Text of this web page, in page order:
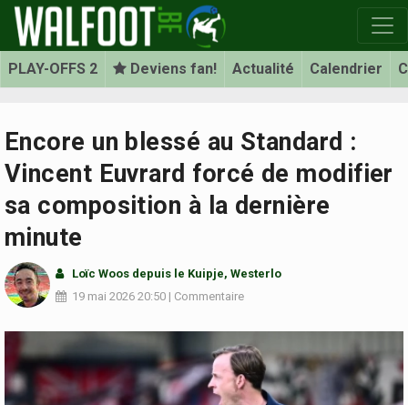
PLAY-OFFS 2 Deviens fan! Actualité Calendrier
Encore un blessé au Standard :
Vincent Euvrard forcé de modifier
sa composition à la dernière
minute
Loïc Woos depuis le Kuipje, Westerlo
19 mai 2026 20:50 | Commentaire